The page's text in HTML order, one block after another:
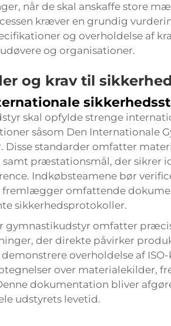
når de skal anskaffe store
kræver en grundig
og overholdelse af
og organisationer.
og krav til
skal opfylde strenge
såsom Den Internationale
Disse standarder omfatter
præstationsmål, der sikrer
Indkøbsteamene bør
omfattende
sikkerhedsprotokoller.
gymnastikudstyr omfatter
der direkte påvirker
overholdelse af
over materialekilder,
dokumentation bliver
udstyrets levetid.